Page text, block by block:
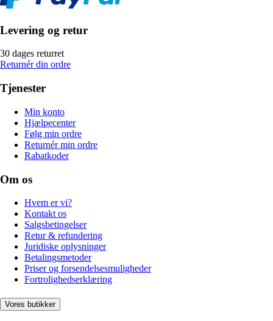
Levering og retur
30 dages returret
Returnér din ordre
Tjenester
Min konto
Hjælpecenter
Følg min ordre
Returnér min ordre
Rabatkoder
Om os
Hvem er vi?
Kontakt os
Salgsbetingelser
Retur & refundering
Juridiske oplysninger
Betalingsmetoder
Priser og forsendelsesmuligheder
Fortrolighedserklæring
Vores butikker